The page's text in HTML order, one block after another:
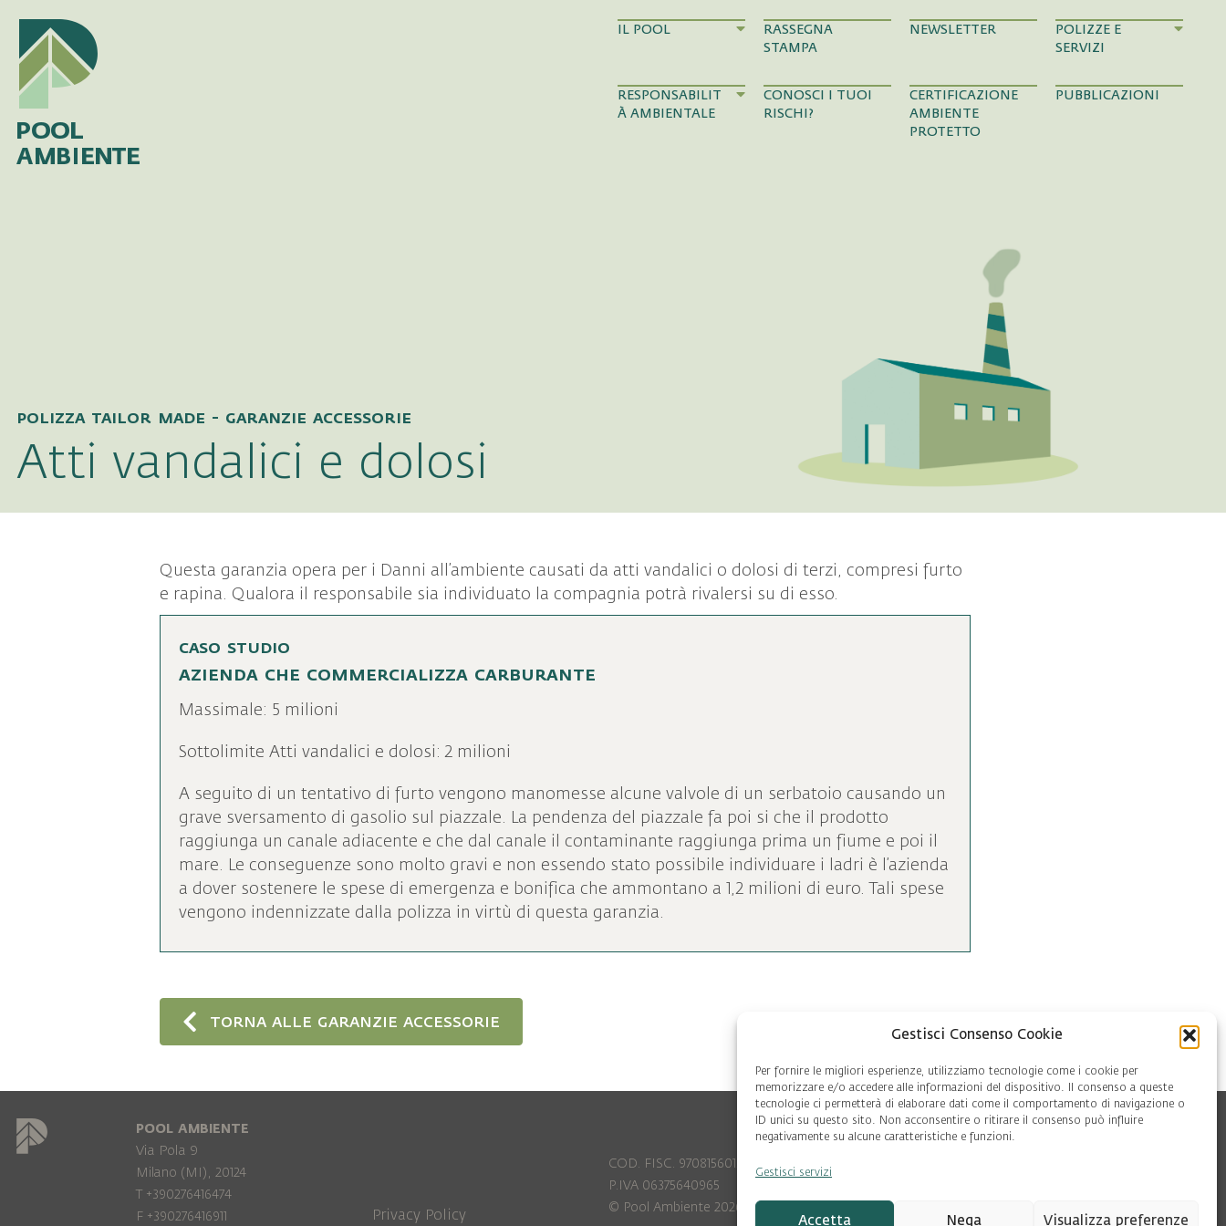
Gestisci Consenso Cookie
Per fornire le migliori esperienze, utilizziamo tecnologie come i cookie per
memorizzare e/o accedere alle informazioni del dispositivo. Il consenso a queste
tecnologie ci permetterà di elaborare dati come il comportamento di navigazione o
ID unici su questo sito. Non acconsentire o ritirare il consenso può influire
negativamente su alcune caratteristiche e funzioni.
Gestisci servizi
Accetta Nega Visualizza preferenze
IL POOL
RASSEGNA
STAMPA
NEWSLETTER
POLIZZE E
SERVIZI
RESPONSABILIT
À AMBIENTALE
CONOSCI I TUOI
RISCHI?
CERTIFICAZIONE
AMBIENTE
PROTETTO
PUBBLICAZIONI
polizza tailor made - garanzie accessorie
Atti vandalici e dolosi
Questa garanzia opera per i Danni all’ambiente causati da atti vandalici o dolosi di terzi, compresi furto
e rapina. Qualora il responsabile sia individuato la compagnia potrà rivalersi su di esso.
caso studio
azienda che commercializza carburante
Massimale: 5 milioni
Sottolimite Atti vandalici e dolosi: 2 milioni
A seguito di un tentativo di furto vengono manomesse alcune valvole di un serbatoio causando un
grave sversamento di gasolio sul piazzale. La pendenza del piazzale fa poi si che il prodotto
raggiunga un canale adiacente e che dal canale il contaminante raggiunga prima un fiume e poi il
mare. Le conseguenze sono molto gravi e non essendo stato possibile individuare i ladri è l’azienda
a dover sostenere le spese di emergenza e bonifica che ammontano a 1,2 milioni di euro. Tali spese
vengono indennizzate dalla polizza in virtù di questa garanzia.
torna alle garanzie accessorie
POOL AMBIENTE
Via Pola 9
Milano (MI), 20124
T +390276416474
F +390276416911
Privacy Policy
COD. FISC. 97081560159
P.IVA 06375640965
© Pool Ambiente 2026